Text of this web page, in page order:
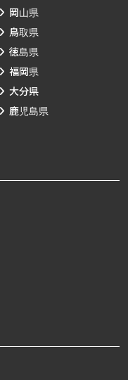
岡山県
鳥取県
徳島県
福岡県
大分県
鹿児島県